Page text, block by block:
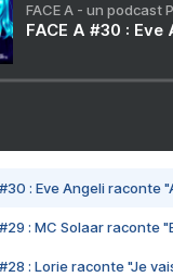
FACE A - un podcast
FACE A #30 :
#30 : Eve Angeli raconte
#29 : MC Solaar raconte
#28 : Lorie raconte "Je